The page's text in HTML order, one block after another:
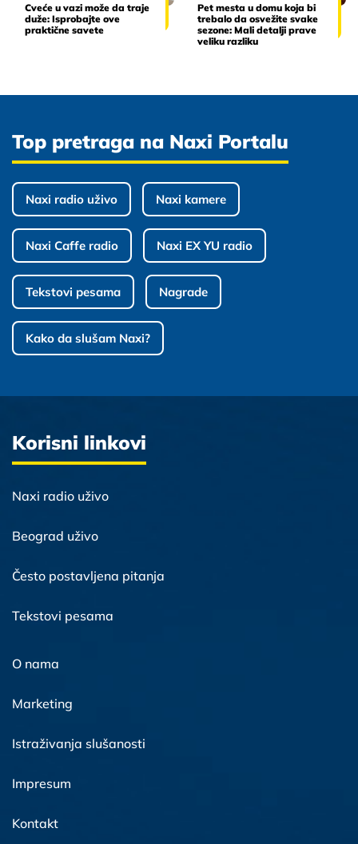
Cveće u vazi može da traje
duže: Isprobajte ove
praktične savete
Pet mesta u domu koja bi
trebalo da osvežite svake
sezone: Mali detalji prave
veliku razliku
Top pretraga na Naxi Portalu
Naxi radio uživo Naxi kamere
Naxi Caffe radio Naxi EX YU radio
Tekstovi pesama Nagrade
Kako da slušam Naxi?
Korisni linkovi
Naxi radio uživo
Beograd uživo
Često postavljena pitanja
Tekstovi pesama
O nama
Marketing
Istraživanja slušanosti
Impresum
Kontakt